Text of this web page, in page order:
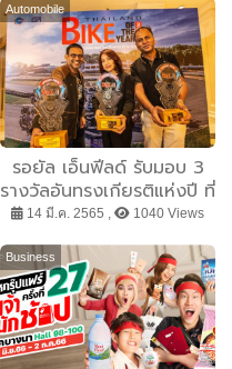
Automobile
รอยัล เอ็นฟีลด์ รับมอบ 3
รางวัลอันทรงเกียรติแห่งปี ที่
งาน BIKE OF THE YEAR
14 มี.ค. 2565 , 1040 Views
Business